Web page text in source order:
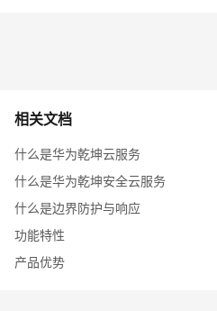
相关文档
什么是华为乾坤云服务
什么是华为乾坤安全云服务
什么是边界防护与响应
功能特性
产品优势